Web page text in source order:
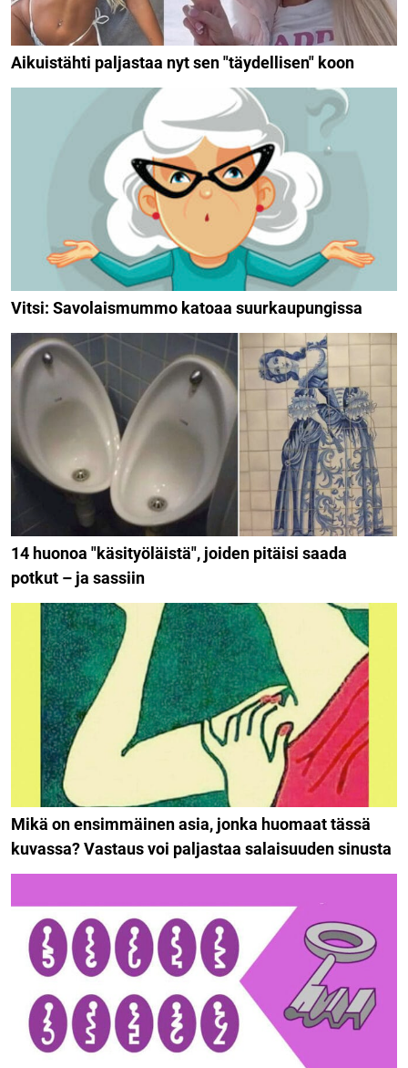
Aikuistähti paljastaa nyt sen "täydellisen" koon
Vitsi: Savolaismummo katoaa suurkaupungissa
14 huonoa "käsityöläistä", joiden pitäisi saada
potkut – ja sassiin
Mikä on ensimmäinen asia, jonka huomaat tässä
kuvassa? Vastaus voi paljastaa salaisuuden sinusta